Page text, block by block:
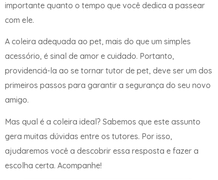
importante quanto o tempo que você dedica a passear
com ele.
A coleira adequada ao pet, mais do que um simples
acessório, é sinal de amor e cuidado. Portanto,
providenciá-la ao se tornar tutor de pet, deve ser um dos
primeiros passos para garantir a segurança do seu novo
amigo.
Mas qual é a coleira ideal? Sabemos que este assunto
gera muitas dúvidas entre os tutores. Por isso,
ajudaremos você a descobrir essa resposta e fazer a
escolha certa. Acompanhe!